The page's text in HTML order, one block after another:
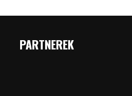
PARTNEREK